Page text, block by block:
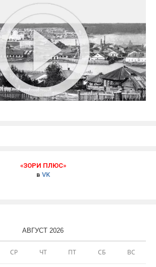
«ЗОРИ ПЛЮС»
в VK
АВГУСТ 2026
СР ЧТ ПТ СБ ВС